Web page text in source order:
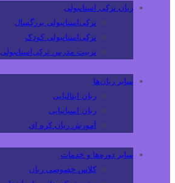
زبان ترکی استانبولی
ترکی‌استانبولی بزرگسال
ترکی‌استانبولی کودک
تربیت مدرس ترکی‌استانبولی
سایر زبان‌ها
زبان ایتالیایی
زبان اسپانیایی
آموزش زبان کره ای
سایر دوره‌ها و خدمات
کلاس خصوصی زبان